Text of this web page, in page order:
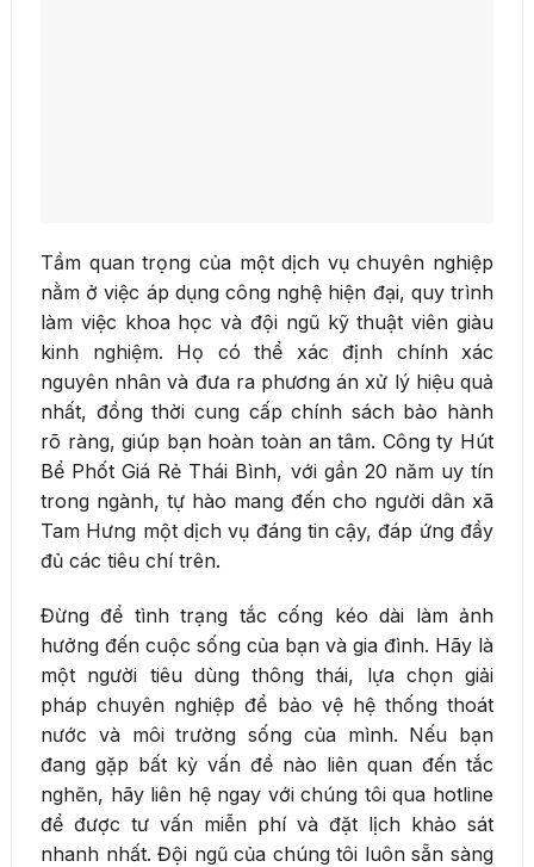
Tầm quan trọng của một dịch vụ chuyên nghiệp
nằm ở việc áp dụng công nghệ hiện đại, quy trình
làm việc khoa học và đội ngũ kỹ thuật viên giàu
kinh nghiệm. Họ có thể xác định chính xác
nguyên nhân và đưa ra phương án xử lý hiệu quả
nhất, đồng thời cung cấp chính sách bảo hành
rõ ràng, giúp bạn hoàn toàn an tâm. Công ty Hút
Bể Phốt Giá Rẻ Thái Bình, với gần 20 năm uy tín
trong ngành, tự hào mang đến cho người dân xã
Tam Hưng một dịch vụ đáng tin cậy, đáp ứng đầy
đủ các tiêu chí trên.
Đừng để tình trạng tắc cống kéo dài làm ảnh
hưởng đến cuộc sống của bạn và gia đình. Hãy là
một người tiêu dùng thông thái, lựa chọn giải
pháp chuyên nghiệp để bảo vệ hệ thống thoát
nước và môi trường sống của mình. Nếu bạn
đang gặp bất kỳ vấn đề nào liên quan đến tắc
nghẽn, hãy liên hệ ngay với chúng tôi qua hotline
để được tư vấn miễn phí và đặt lịch khảo sát
nhanh nhất. Đội ngũ của chúng tôi luôn sẵn sàng